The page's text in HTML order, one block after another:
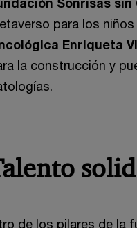
para los
Enriqueta
la construcción y
de los pilares de la